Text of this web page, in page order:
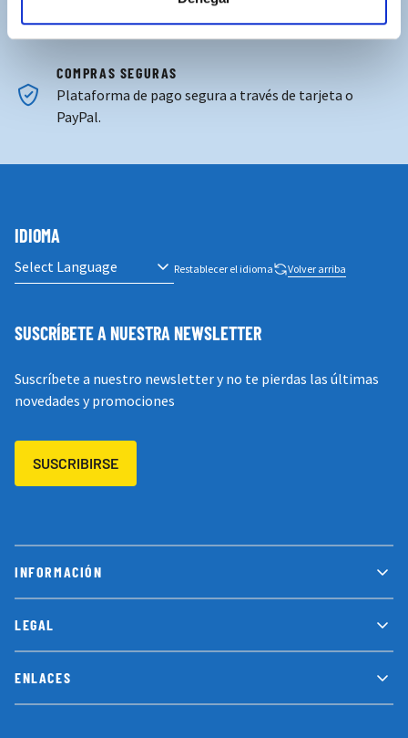
ENVÍOS GRATUITOS
Por compras superiores a 100€ (España peninsular)
COMPRAS SEGURAS
Plataforma de pago segura a través de tarjeta o
PayPal.
INFORMACIÓN
LEGAL
ENLACES
IDIOMA
Restablecer el idioma Volver arriba
SUSCRÍBETE A NUESTRA NEWSLETTER
Suscríbete a nuestro newsletter y no te pierdas las últimas
novedades y promociones
SUSCRIBIRSE